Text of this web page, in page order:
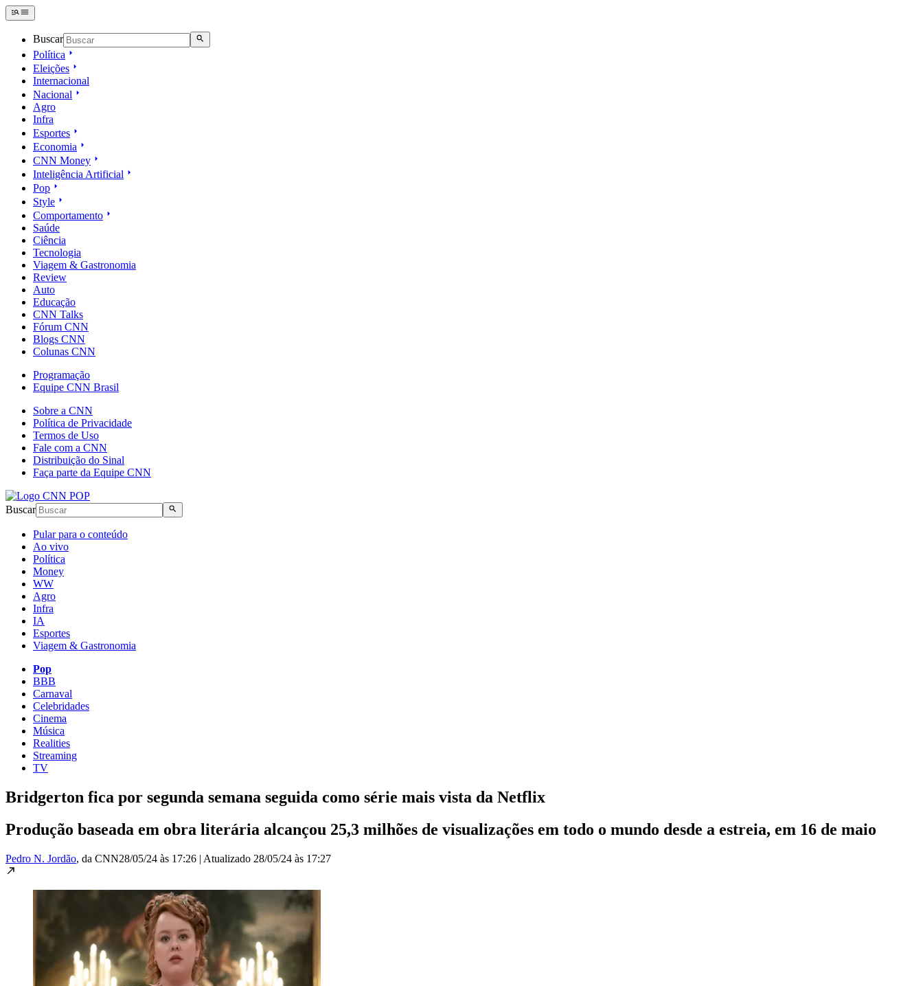
Buscar
Política
Eleições
Internacional
Nacional
Agro
Infra
Esportes
Economia
CNN Money
Inteligência Artificial
Pop
Style
Comportamento
Saúde
Ciência
Tecnologia
Viagem & Gastronomia
Review
Auto
Educação
CNN Talks
Fórum CNN
Blogs CNN
Colunas CNN
Programação
Equipe CNN Brasil
Sobre a CNN
Política de Privacidade
Termos de Uso
Fale com a CNN
Distribuição do Sinal
Faça parte da Equipe CNN
Buscar
Pular para o conteúdo
Ao vivo
Política
Money
WW
Agro
Infra
IA
Esportes
Viagem & Gastronomia
Pop
BBB
Carnaval
Celebridades
Cinema
Música
Realities
Streaming
TV
Bridgerton fica por segunda semana seguida como série mais vista da Netflix
Produção baseada em obra literária alcançou 25,3 milhões de visualizações em todo o mundo desde a estreia, em 16 de maio
Pedro N. Jordão, da CNN28/05/24 às 17:26 | Atualizado 28/05/24 às 17:27